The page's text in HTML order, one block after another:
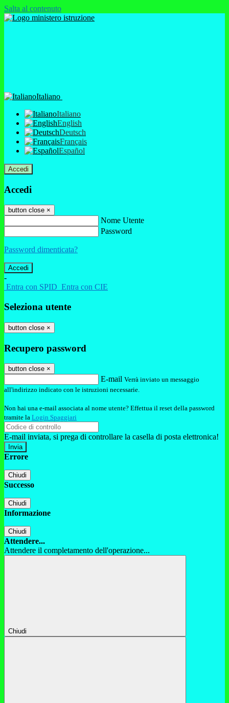
Salta al contenuto
Italiano
Italiano
English
Deutsch
Français
Español
Accedi
Accedi
button close ×
Nome Utente
Password
Password dimenticata?
-
Entra con SPID Entra con CIE
Seleziona utente
button close ×
Recupero password
button close ×
E-mail Verrà inviato un messaggio
all'indirizzo indicato con le istruzioni necessarie.
Non hai una e-mail associata al nome utente? Effettua il reset della password
tramite la Login Spaggiari
E-mail inviata, si prega di controllare la casella di posta elettronica!
Errore
Chiudi
Successo
Chiudi
Informazione
Chiudi
Attendere...
Attendere il completamento dell'operazione...
Chiudi